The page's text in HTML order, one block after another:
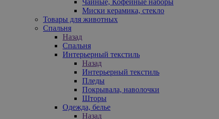
Миски керамика, стекло
Товары для животных
Спальня
Назад
Спальня
Интерьерный текстиль
Назад
Интерьерный текстиль
Пледы
Покрывала, наволочки
Шторы
Одежда, белье
Назад